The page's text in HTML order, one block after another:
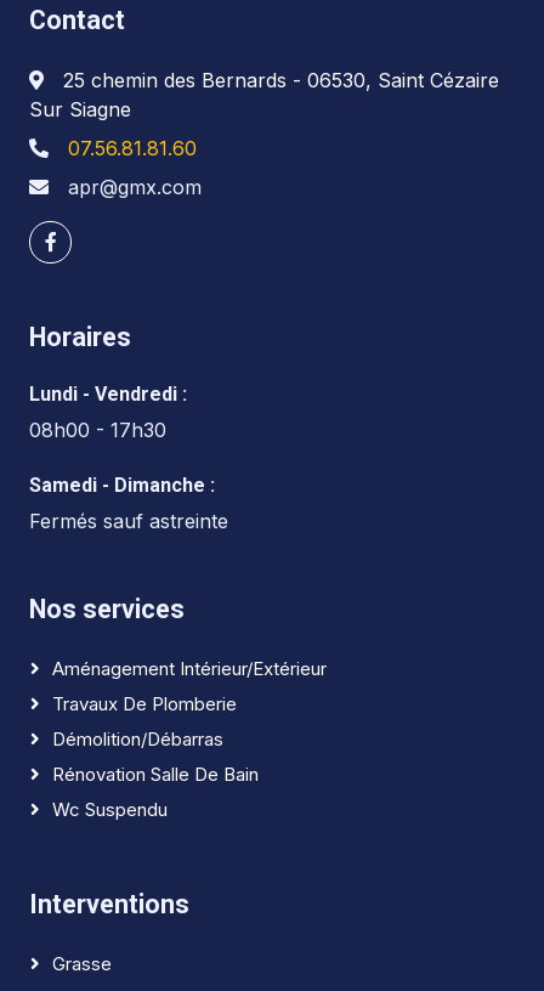
Contact
25 chemin des Bernards - 06530, Saint Cézaire
Sur Siagne
07.56.81.81.60
apr@gmx.com
Horaires
Lundi - Vendredi :
08h00 - 17h30
Samedi - Dimanche :
Fermés sauf astreinte
Nos services
Aménagement Intérieur/extérieur
Travaux De Plomberie
Démolition/débarras
Rénovation Salle De Bain
Wc Suspendu
Interventions
Grasse